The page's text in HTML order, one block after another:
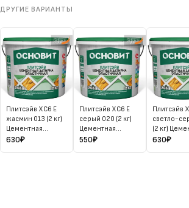
ДРУГИЕ ВАРИАНТЫ
Плитсэйв XC6 E
жасмин 013 (2 кг)
Цементная
затирка
630₽
Плитсэйв XC6 E
серый 020 (2 кг)
Цементная
затирка
550₽
Плитсэйв
светло-
(2 кг)
затирка
630₽